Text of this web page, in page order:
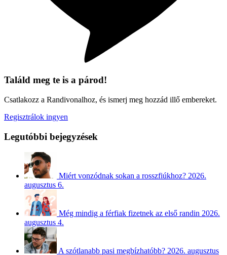
Találd meg te is a párod!
Csatlakozz a Randivonalhoz, és ismerj meg hozzád illő embereket.
Regisztrálok ingyen
Legutóbbi bejegyzések
Miért vonzódnak sokan a rosszfiúkhoz? 2026.
augusztus 6.
Még mindig a férfiak fizetnek az első randin 2026.
augusztus 4.
A szótlanabb pasi megbízhatóbb? 2026. augusztus